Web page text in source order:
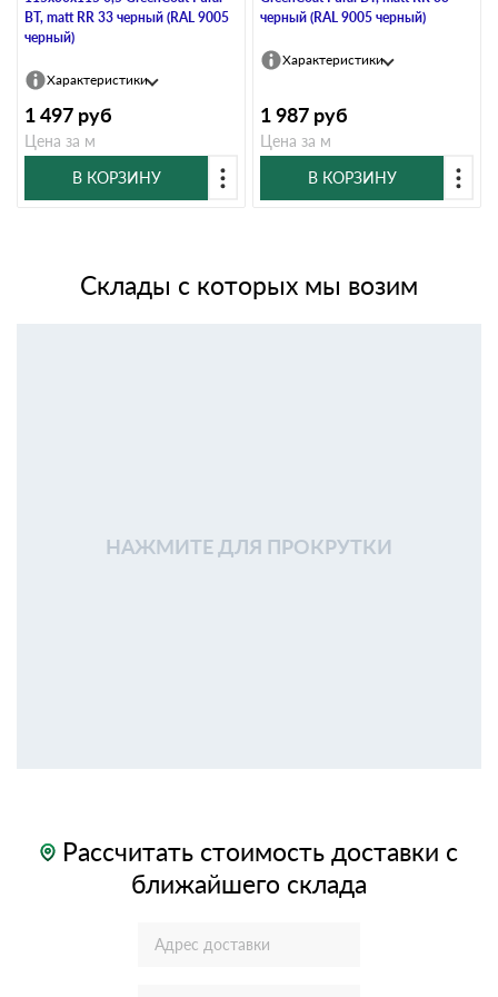
BT, matt RR 33 черный (RAL 9005
черный)
Характеристики
1 497 руб
Цена за м
В КОРЗИНУ
черный (RAL 9005 черный)
Характеристики
1 987 руб
Цена за м
В КОРЗИНУ
Склады с которых мы возим
НАЖМИТЕ ДЛЯ ПРОКРУТКИ
Рассчитать стоимость доставки с
ближайшего склада